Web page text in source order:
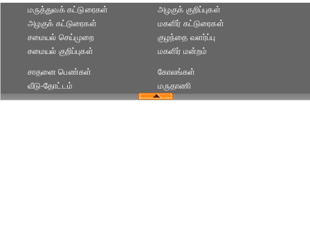
மருத்துவக் கட்டுரைகள்
அழகுக் கட்டுரைகள்
அழகுக் குறிப்புகள்
மகளிர் கட்டுரைகள்
சமையல் செய்முறை
சமையல் குறிப்புகள்
குழந்தை வளர்ப்பு
மகளிர் மன்றம்
சாதனை பெண்கள்
வீடு-தோட்டம்
கோலங்கள்
மருதாணி